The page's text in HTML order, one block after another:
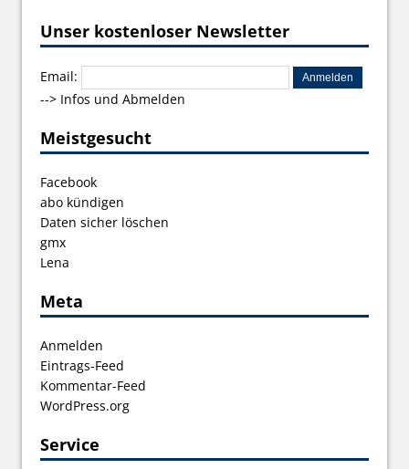
Unser kostenloser Newsletter
Email:
--> Infos und Abmelden
Meistgesucht
Facebook
abo kündigen
Daten sicher löschen
gmx
Lena
Meta
Anmelden
Eintrags-Feed
Kommentar-Feed
WordPress.org
Service